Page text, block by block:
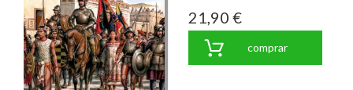
21,90 €
comprar